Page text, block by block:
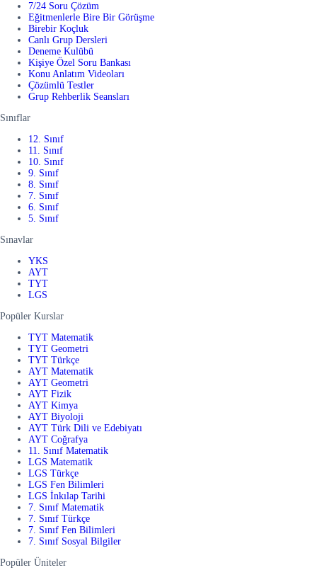
7/24 Soru Çözüm
Eğitmenlerle Bire Bir Görüşme
Birebir Koçluk
Canlı Grup Dersleri
Deneme Kulübü
Kişiye Özel Soru Bankası
Konu Anlatım Videoları
Çözümlü Testler
Grup Rehberlik Seansları
Sınıflar
12. Sınıf
11. Sınıf
10. Sınıf
9. Sınıf
8. Sınıf
7. Sınıf
6. Sınıf
5. Sınıf
Sınavlar
YKS
AYT
TYT
LGS
Popüler Kurslar
TYT Matematik
TYT Geometri
TYT Türkçe
AYT Matematik
AYT Geometri
AYT Fizik
AYT Kimya
AYT Biyoloji
AYT Türk Dili ve Edebiyatı
AYT Coğrafya
11. Sınıf Matematik
LGS Matematik
LGS Türkçe
LGS Fen Bilimleri
LGS İnkılap Tarihi
7. Sınıf Matematik
7. Sınıf Türkçe
7. Sınıf Fen Bilimleri
7. Sınıf Sosyal Bilgiler
Popüler Üniteler